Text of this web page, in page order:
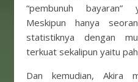
“pembunuh
Meskipun hanya
statistiknya dengan
terkuat sekalipun yaitu
Dan kemudian, Akira